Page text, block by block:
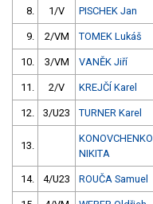
8. 1/V PISCHEK Jan
9. 2/VM TOMEK Lukáš
10. 3/VM VANĚK Jiří
11. 2/V KREJČÍ Karel
12. 3/U23 TURNER Karel
13.
KONOVCHENKO
NIKITA
14. 4/U23 ROUČA Samuel